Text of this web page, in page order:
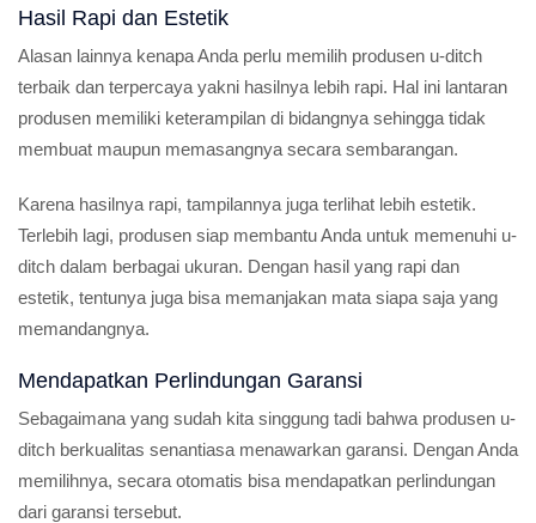
Hasil Rapi dan Estetik
Alasan lainnya kenapa Anda perlu memilih produsen u-ditch
terbaik dan terpercaya yakni hasilnya lebih rapi. Hal ini lantaran
produsen memiliki keterampilan di bidangnya sehingga tidak
membuat maupun memasangnya secara sembarangan.
Karena hasilnya rapi, tampilannya juga terlihat lebih estetik.
Terlebih lagi, produsen siap membantu Anda untuk memenuhi u-
ditch dalam berbagai ukuran. Dengan hasil yang rapi dan
estetik, tentunya juga bisa memanjakan mata siapa saja yang
memandangnya.
Mendapatkan Perlindungan Garansi
Sebagaimana yang sudah kita singgung tadi bahwa produsen u-
ditch berkualitas senantiasa menawarkan garansi. Dengan Anda
memilihnya, secara otomatis bisa mendapatkan perlindungan
dari garansi tersebut.